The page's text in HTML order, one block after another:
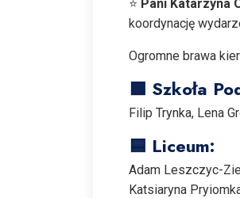
⭐ Pani Katarzyna
koordynację
Ogromne brawa
🟩 Szkoła
Filip Trynka, Lena
🟦 Liceum:
Adam Leszczyc-
Katsiaryna